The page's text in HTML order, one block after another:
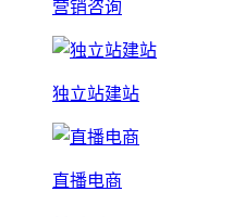
营销咨询
独立站建站
直播电商